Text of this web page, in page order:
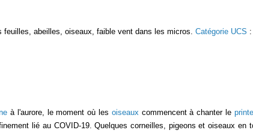
feuilles, abeilles, oiseaux, faible vent dans les micros. Catégorie UCS :
à l'aurore, le moment où les oiseaux commencent à chanter le
lié au COVID-19. Quelques corneilles, pigeons et oiseaux en